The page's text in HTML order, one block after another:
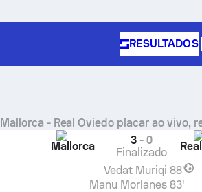
RESULTADOS
Mallorca - Real Oviedo placar ao vivo,
Mallorca 3-0
Finalizado
Vedat Muriqi 88'
Manu Morlanes 83'